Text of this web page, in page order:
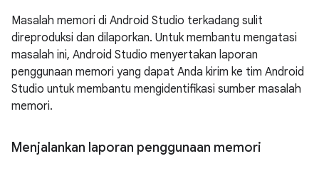
Masalah memori di Android Studio terkadang sulit
direproduksi dan dilaporkan. Untuk membantu mengatasi
masalah ini, Android Studio menyertakan laporan
penggunaan memori yang dapat Anda kirim ke tim Android
Studio untuk membantu mengidentifikasi sumber masalah
memori.
Menjalankan laporan penggunaan memori